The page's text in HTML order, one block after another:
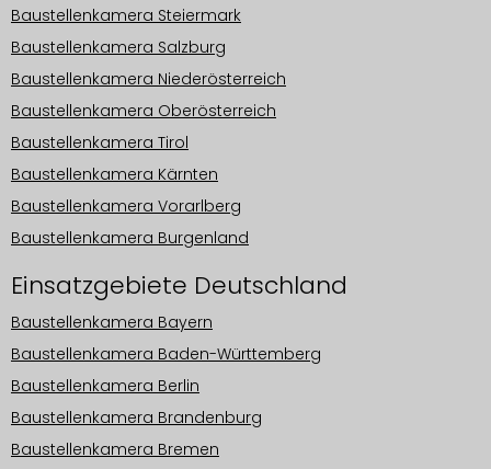
Baustellenkamera Steiermark
Baustellenkamera Salzburg
Baustellenkamera Niederösterreich
Baustellenkamera Oberösterreich
Baustellenkamera Tirol
Baustellenkamera Kärnten
Baustellenkamera Vorarlberg
Baustellenkamera Burgenland
Einsatzgebiete Deutschland
Baustellenkamera Bayern
Baustellenkamera Baden-Württemberg
Baustellenkamera Berlin
Baustellenkamera Brandenburg
Baustellenkamera Bremen